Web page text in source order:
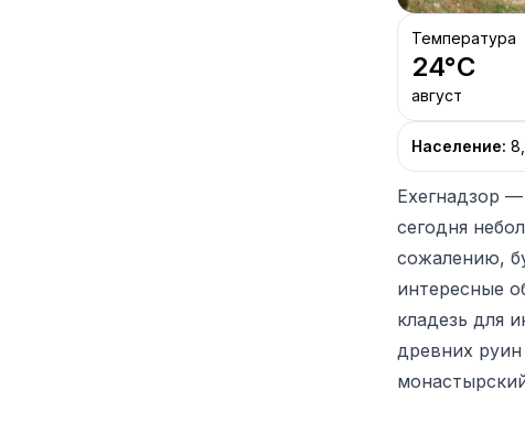
Температура
24°C
август
Население:
Ехегнадзор
сегодня
сожалению,
интересные
кладезь для
древних